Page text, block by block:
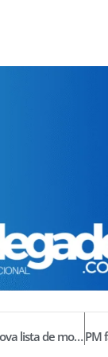
Polícia Civil do Piauí divulga nova lista de motos para devolução aos proprietários